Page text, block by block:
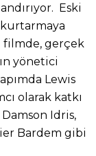
Eski
kurtarmaya
filmde, gerçek
yönetici
Lewis
olarak katkı
Idris,
Bardem gibi